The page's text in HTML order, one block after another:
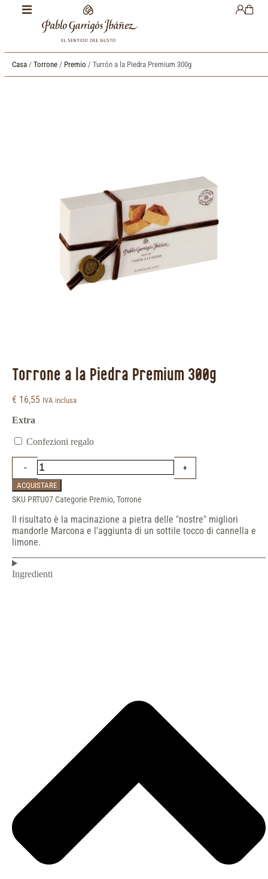
Casa / Torrone / Premio / Turrón a la Piedra Premium 300g
Torrone a la Piedra Premium 300g
€ 16,55 IVA inclusa
Extra
Confezioni regalo
ACQUISTARE
SKU PRTU07 Categorie Premio, Torrone
Il risultato è la macinazione a pietra delle "nostre" migliori
mandorle Marcona e l'aggiunta di un sottile tocco di cannella e
limone.
Ingredienti